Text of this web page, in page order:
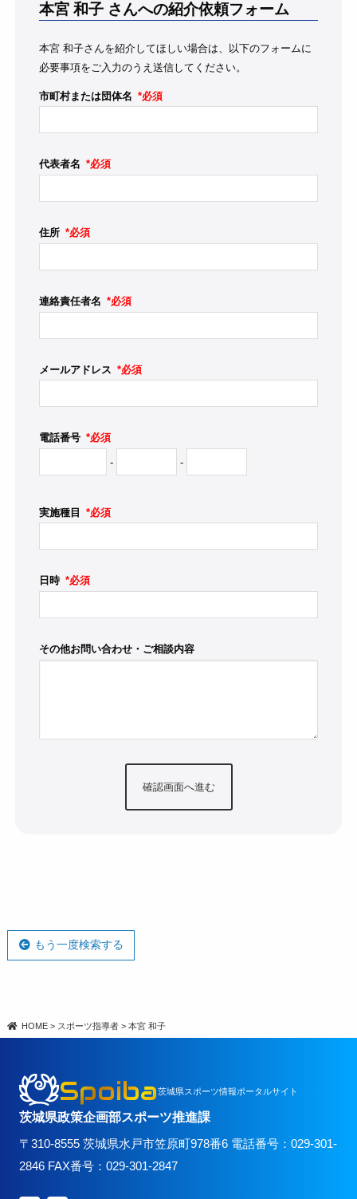
本宮 和子 さんへの紹介依頼フォーム
本宮 和子さんを紹介してほしい場合は、以下のフォームに
必要事項をご入力のうえ送信してください。
市町村または団体名 *必須
代表者名 *必須
住所 *必須
連絡責任者名 *必須
メールアドレス *必須
電話番号 *必須
- -
実施種目 *必須
日時 *必須
その他お問い合わせ・ご相談内容
もう一度検索する
HOME > スポーツ指導者 >本宮 和子
Spoiba茨城県スポーツ情報ポータルサイト
茨城県政策企画部スポーツ推進課
〒310-8555 茨城県水戸市笠原町978番6 電話番号：029-301-
2846 FAX番号：029-301-2847